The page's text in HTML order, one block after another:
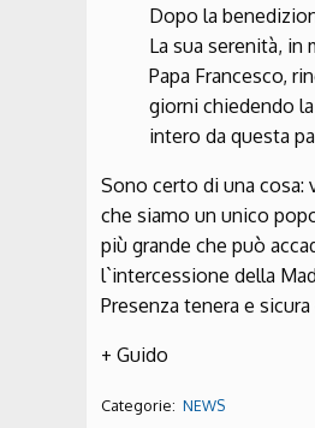
Dopo la
La sua serenità,
Papa Francesco,
giorni chiedendo
intero da questa
Sono certo di una cosa:
che siamo un unico
più grande che può
l`intercessione della
Presenza tenera e
+ Guido
Categorie: NEWS